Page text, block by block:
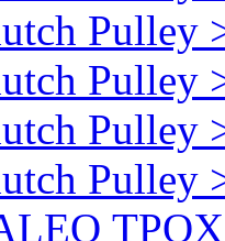
Pulley
Pulley
Pulley
Pulley